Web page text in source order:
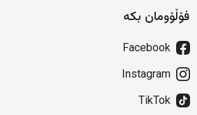
فۆڵۆومان بکە
Facebook
Instagram
TikTok